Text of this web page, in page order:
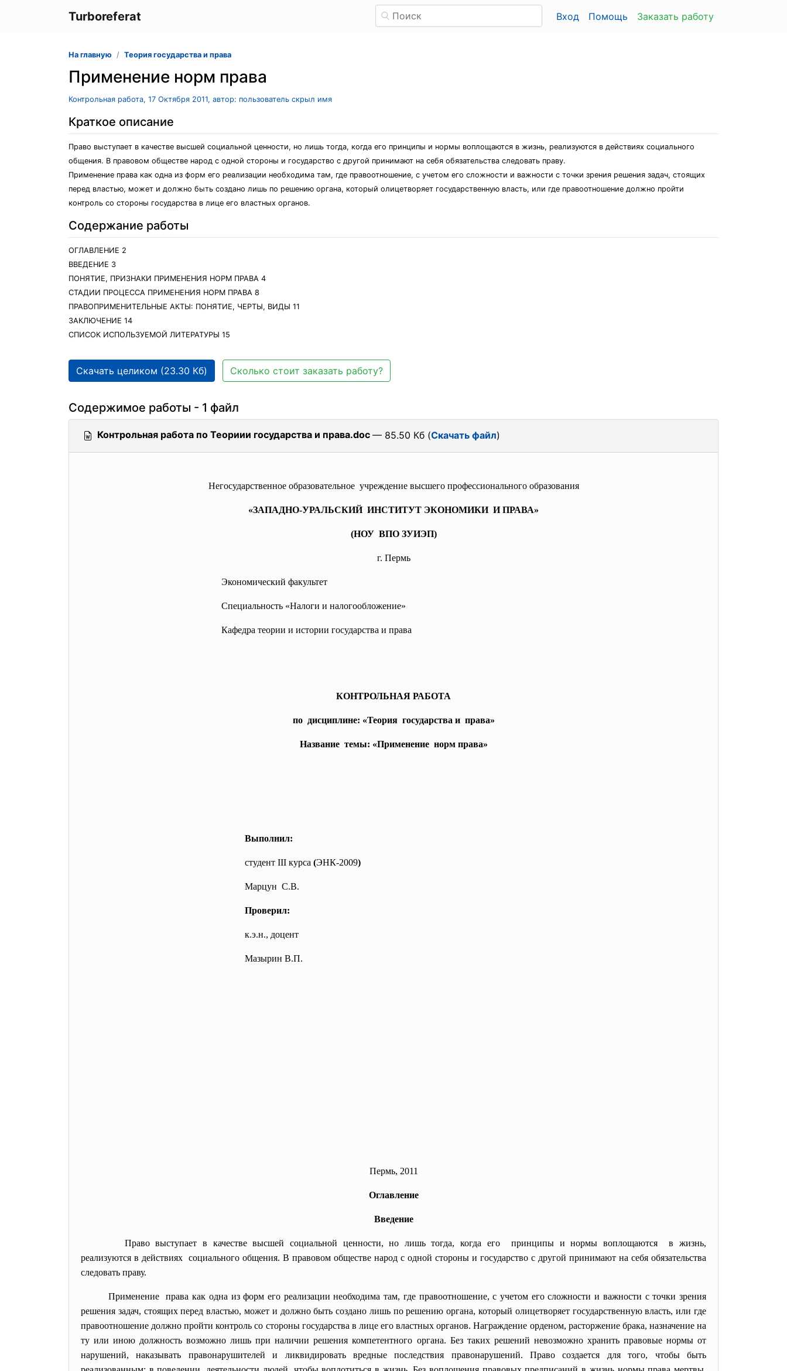
Turboreferat Вход Помощь Заказать работу
На главную Теория государства и права
Применение норм права
Контрольная работа, 17 Октября 2011, автор: пользователь скрыл имя
Краткое описание
Право выступает в качестве высшей социальной ценности, но лишь тогда, когда его принципы и нормы воплощаются в жизнь, реализуются в действиях социального
общения. В правовом обществе народ с одной стороны и государство с другой принимают на себя обязательства следовать праву.
Применение права как одна из форм его реализации необходима там, где правоотношение, с учетом его сложности и важности с точки зрения решения задач, стоящих
перед властью, может и должно быть создано лишь по решению органа, который олицетворяет государственную власть, или где правоотношение должно пройти
контроль со стороны государства в лице его властных органов.
Содержание работы
ОГЛАВЛЕНИЕ 2
ВВЕДЕНИЕ 3
ПОНЯТИЕ, ПРИЗНАКИ ПРИМЕНЕНИЯ НОРМ ПРАВА 4
СТАДИИ ПРОЦЕССА ПРИМЕНЕНИЯ НОРМ ПРАВА 8
ПРАВОПРИМЕНИТЕЛЬНЫЕ АКТЫ: ПОНЯТИЕ, ЧЕРТЫ, ВИДЫ 11
ЗАКЛЮЧЕНИЕ 14
СПИСОК ИСПОЛЬЗУЕМОЙ ЛИТЕРАТУРЫ 15
Скачать целиком (23.30 Кб) Сколько стоит заказать работу?
Содержимое работы - 1 файл
Контрольная работа по Теориии государства и права.doc — 85.50 Кб (Скачать файл)
Негосударственное образовательное учреждение высшего профессионального образования
«ЗАПАДНО-УРАЛЬСКИЙ ИНСТИТУТ ЭКОНОМИКИ И ПРАВА»
(НОУ ВПО ЗУИЭП)
г. Пермь
Экономический факультет
Специальность «Налоги и налогообложение»
Кафедра теории и истории государства и права
КОНТРОЛЬНАЯ РАБОТА
по дисциплине: «Теория государства и права»
Название темы: «Применение норм права»
Выполнил:
студент III курса (ЭНК-2009)
Марцун С.В.
Проверил:
к.э.н., доцент
Мазырин В.П.
Пермь, 2011
Оглавление
Введение
Право выступает в качестве высшей социальной ценности, но лишь тогда, когда его принципы и нормы воплощаются в жизнь,
реализуются в действиях социального общения. В правовом обществе народ с одной стороны и государство с другой принимают на себя обязательства
следовать праву.
Применение права как одна из форм его реализации необходима там, где правоотношение, с учетом его сложности и важности с точки зрения
решения задач, стоящих перед властью, может и должно быть создано лишь по решению органа, который олицетворяет государственную власть, или где
правоотношение должно пройти контроль со стороны государства в лице его властных органов. Награждение орденом, расторжение брака, назначение на
ту или иною должность возможно лишь при наличии решения компетентного органа. Без таких решений невозможно хранить правовые нормы от
нарушений, наказывать правонарушителей и ликвидировать вредные последствия правонарушений. Право создается для того, чтобы быть